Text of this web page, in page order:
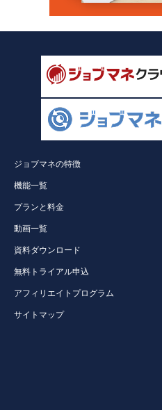
ジョブマネの特徴
機能一覧
プランと料金
動画一覧
資料ダウンロード
無料トライアル申込
アフィリエイトプログラム
サイトマップ